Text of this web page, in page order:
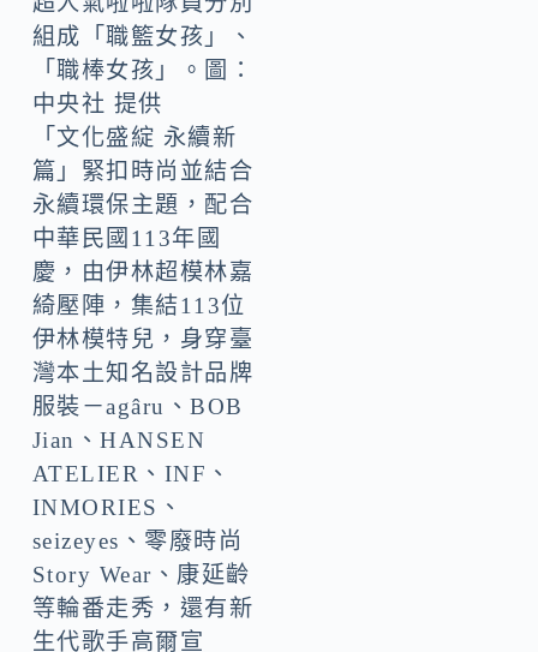
組成「職籃女孩」、
「職棒女孩」。圖：
中央社 提供
「文化盛綻 永續新
篇」緊扣時尚並結合
永續環保主題，配合
中華民國113年國
慶，由伊林超模林嘉
綺壓陣，集結113位
伊林模特兒，身穿臺
灣本土知名設計品牌
服裝－agâru、BOB
Jian、HANSEN
ATELIER、INF、
INMORIES、
seizeyes、零廢時尚
Story Wear、康延齡
等輪番走秀，還有新
生代歌手高爾宣